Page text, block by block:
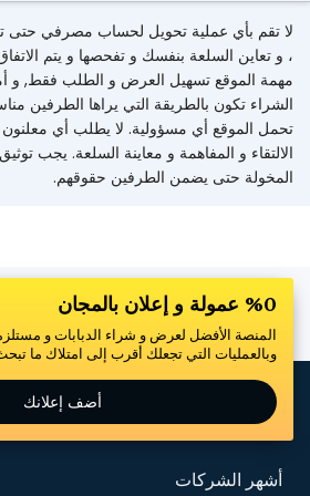
لا تقم بأي عملية تحويل لحساب مصرفي حتى
، و تعاين السلعة بنفسك و تفحصها و يتم
مهمة الموقع تسهيل العرض و الطلب فقط, و
الشراء تكون بالطريقة التي يراها الطرفين
تحمل الموقع أي مسؤولية. لا يطلب أي
الالتقاء و المفاهمة و معاينة السلعة. يجب
المخولة حتى يضمن الطرفين حقوقهم.
%0 عمولة و إعلان بالمجان
المنصة الأفضل لعرض و شراء الدبابات و
وبالعمليات التي تجعلك أقرب إلى امتلاك ما
أضف إعلانك
أشهر الشركات